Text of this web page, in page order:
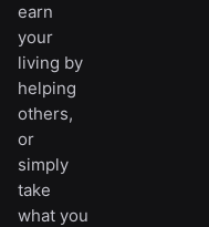
earn
your
living by
helping
others,
or
simply
take
what you